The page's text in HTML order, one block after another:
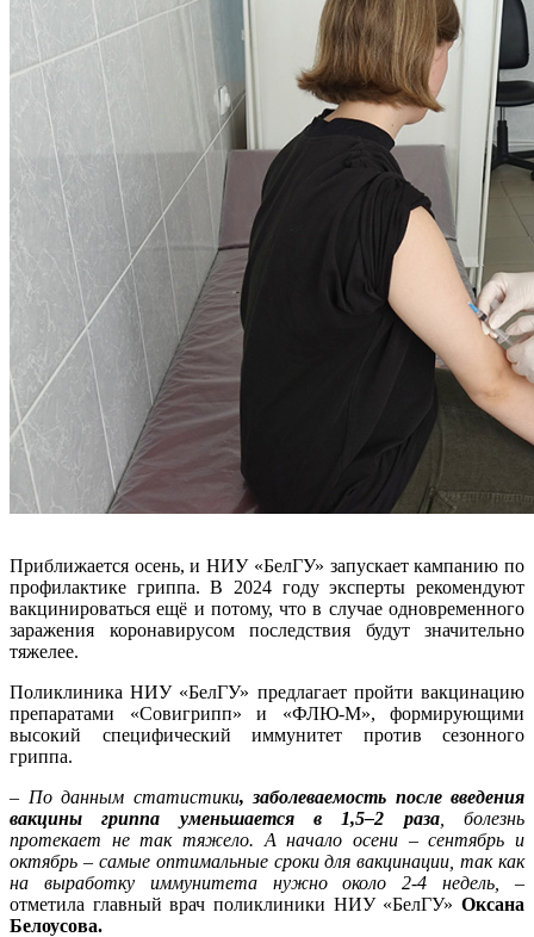
Приближается осень, и НИУ «БелГУ» запускает кампанию по
профилактике гриппа. В 2024 году эксперты рекомендуют
вакцинироваться ещё и потому, что в случае одновременного
заражения коронавирусом последствия будут значительно
тяжелее.
Поликлиника НИУ «БелГУ» предлагает пройти вакцинацию
препаратами «Совигрипп» и «ФЛЮ-М», формирующими
высокий специфический иммунитет против сезонного
гриппа.
– По данным статистики, заболеваемость после введения
вакцины гриппа уменьшается в 1,5–2 раза, болезнь
протекает не так тяжело. А начало осени – сентябрь и
октябрь – самые оптимальные сроки для вакцинации, так как
на выработку иммунитета нужно около 2-4 недель,
–
отметила главный врач поликлиники НИУ «БелГУ» Оксана
Белоусова.